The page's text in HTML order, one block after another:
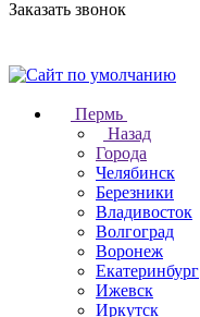
Заказать звонок
Пермь
Назад
Города
Челябинск
Березники
Владивосток
Волгоград
Воронеж
Екатеринбург
Ижевск
Иркутск